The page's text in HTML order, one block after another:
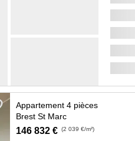
146 832 € (2 039 €/m²)
Appartement 4 pièces
Brest St Marc